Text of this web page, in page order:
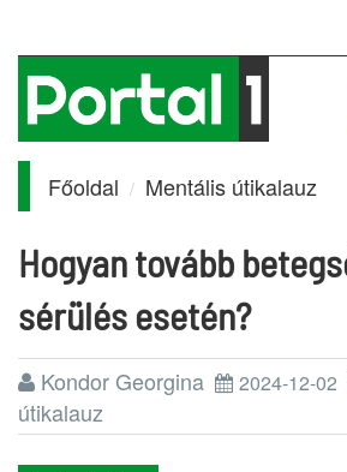
Főoldal Mentális útikalauz
Hogyan tovább
sérülés esetén?
Kondor Georgina 2024-12-02
útikalauz